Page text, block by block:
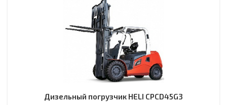
Дизельный погрузчик HELI CPCD45G3